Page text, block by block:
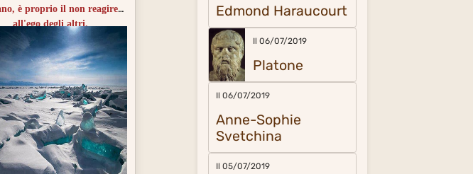
è proprio il non reagire
all'ego degli altri.
réagir à l'ego des autres est
des façons les plus efficaces
de dépasser l'égo
vous, mais également de
à la dissolution de l'égo
collectif.
Edmond Haraucourt
Il 06/07/2019
Platone
Il 06/07/2019
Anne-Sophie
Svetchina
Il 05/07/2019